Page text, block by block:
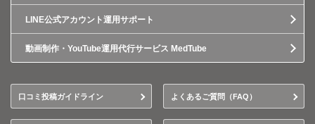
LINE公式アカウント運用サポート
動画制作・YouTube運用代行サービス MedTube
口コミ投稿ガイドライン よくあるご質問（FAQ）